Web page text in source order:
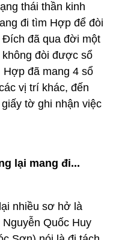
thái thần kinh
đi tìm Hợp để đòi
Đích đã qua đời một
đòi được sổ
đã mang 4 sổ
vị trí khác, đến
tờ ghi nhận việc
lại mang đi...
nhiều sơ hở là
Quốc Huy